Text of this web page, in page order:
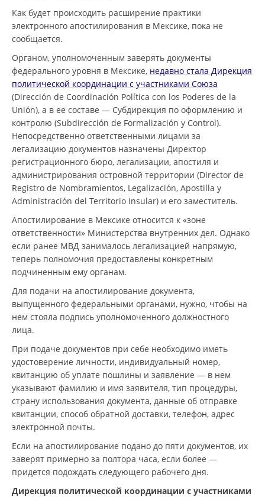
Как будет происходить расширение практики
электронного апостилирования в Мексике, пока не
сообщается.
Органом, уполномоченным заверять документы
федерального уровня в Мексике, недавно стала Дирекция
политической координации с участниками Союза
(Dirección de Coordinación Política con los Poderes de la
Unión), а в ее составе — Субдирекция по оформлению и
контролю (Subdirección de Formalización y Control).
Непосредственно ответственными лицами за
легализацию документов назначены Директор
регистрационного бюро, легализации, апостиля и
администрирования островной территории (Director de
Registro de Nombramientos, Legalización, Apostilla y
Administración del Territorio Insular) и его заместитель.
Апостилирование в Мексике относится к «зоне
ответственности» Министерства внутренних дел. Однако
если ранее МВД занималось легализацией напрямую,
теперь полномочия предоставлены конкретным
подчиненным ему органам.
Для подачи на апостилирование документа,
выпущенного федеральными органами, нужно, чтобы на
нем стояла подпись уполномоченного должностного
лица.
При подаче документов при себе необходимо иметь
удостоверение личности, индивидуальный номер,
квитанцию об уплате пошлины и заявление — в нем
указывают фамилию и имя заявителя, тип процедуры,
страну использования документа, данные об отправке
квитанции, способ обратной доставки, телефон, адрес
электронной почты.
Если на апостилирование подано до пяти документов, их
заверят примерно за полтора часа, если более —
придется подождать следующего рабочего дня.
Дирекция политической координации с участниками